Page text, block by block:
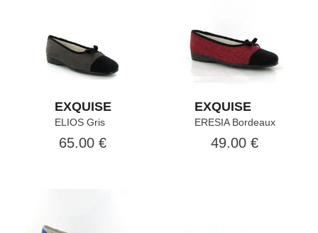
EXQUISE
ELIOS Gris
65.00 €
EXQUISE
ERESIA Bordeaux
49.00 €